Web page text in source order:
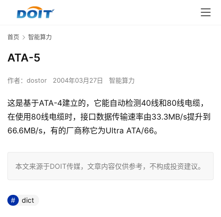
首页 智能算力
ATA-5
作者： dostor 2004年03月27日 智能算力
这是基于ATA-4建立的，它能自动检测40线和80线电缆，
在使用80线电缆时，接口数据传输速率由33.3MB/s提升到
66.6MB/s，有的厂商称它为Ultra ATA/66。
本文来源于DOIT传媒，文章内容仅供参考，不构成投资建议。
dict